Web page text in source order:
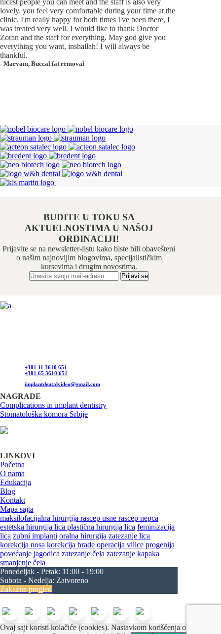
nicest people you can meet and the staff is also very
lovely. you feel very comfortable during your time at the
clinic. I'm really happy for both times I've been there, I
was treated very well. I would like to thank Doctor
Zoran and the staff for everything. May god give you
everything you want, inshallah! I will always be
thankful.
- Maryam, Buccal fat removal
BUDITE U TOKU SA
AKTUELNOSTIMA U NAŠOJ
ORDINACIJI!
Prijavite se na newsletter-listu kako biste bili obavešteni
o našim najnovijim blogovima, specijalističkim
kursevima i drugim novostima.
+381 11 3610 651
+381 65 3610 651
implantdentalvideo@gmail.com
NAGRADE
Complications in implant dentistry
Stomatološka komora Srbije
LINKOVI
Početna
O nama
Edukacija
Blog
Kontakt
Mapa sajta
maksilofacijalna hirurgija rascep usne rascep nepca
estetska hirurgija lica plastična hirurgija lica feminizacija
lica zubni implanti oralna hirurgija zatezanje lica
korekcija nosa korekcija brade operacija vilice progenija
povećanje jagodica zatezanje čela zatezanje kapaka
smanjenje čela
Ponedeljak - Petak: 11:00 - 19:00
Subota - Nedelja: Zatvoreno
Zakažite pregled
Ovaj sajt koristi kolačiće (cookies). Nastavkom korišćenja ovog sajta